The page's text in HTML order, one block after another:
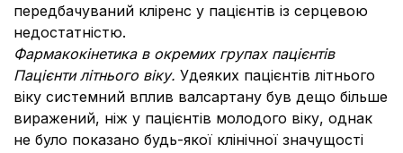
передбачуваний кліренс у пацієнтів із серцевою
недостатністю.
Фармакокінетика в окремих групах пацієнтів
Пацієнти літнього віку. Удеяких пацієнтів літнього
віку системний вплив валсартану був дещо більше
виражений, ніж у пацієнтів молодого віку, однак
не було показано будь-якої клінічної значущості